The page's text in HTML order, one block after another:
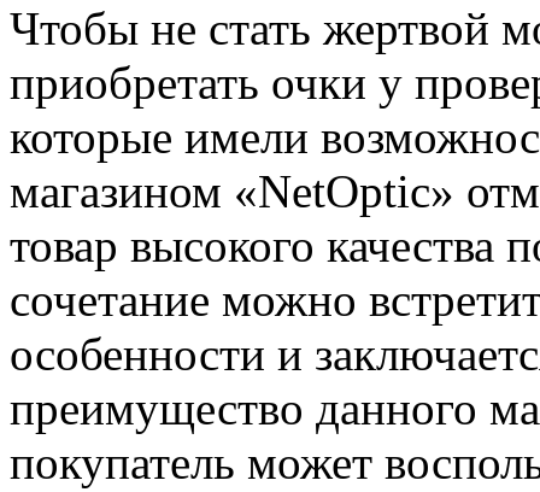
Чтобы не стать жертвой
приобретать очки у
которые имели
магазином «NetOptic»
товар высокого качества
сочетание можно
особенности и
преимущество данного
покупатель может